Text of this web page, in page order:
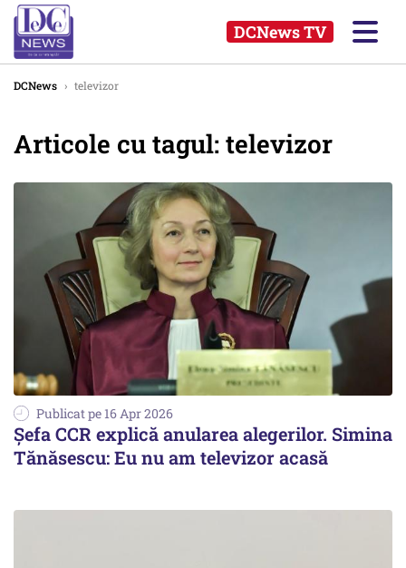
DCNews TV
DCNews › televizor
Articole cu tagul: televizor
Publicat pe 16 Apr 2026
Șefa CCR explică anularea alegerilor. Simina
Tănăsescu: Eu nu am televizor acasă